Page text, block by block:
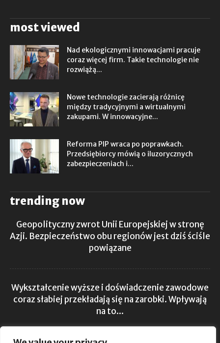
most viewed
Nad ekologicznymi innowacjami pracuje
coraz więcej firm. Takie technologie nie
rozwiążą...
Nowe technologie zacierają różnicę
między tradycyjnymi a wirtualnymi
zakupami. W innowacyjne...
Reforma PIP wraca po poprawkach.
Przedsiębiorcy mówią o iluzorycznych
zabezpieczeniach i...
trending now
Geopolityczny zwrot Unii Europejskiej w stronę
Azji. Bezpieczeństwo obu regionów jest dziś ściśle
powiązane
Wykształcenie wyższe i doświadczenie zawodowe
coraz słabiej przekładają się na zarobki. Wpływają
na to...